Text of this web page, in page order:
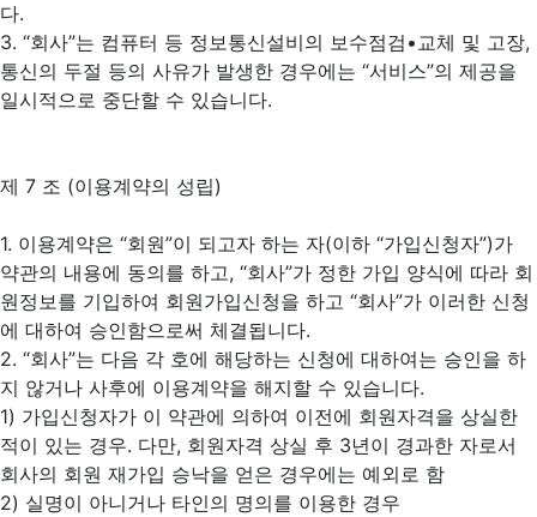
다.
3. “회사”는 컴퓨터 등 정보통신설비의 보수점검•교체 및 고장,
통신의 두절 등의 사유가 발생한 경우에는 “서비스”의 제공을
일시적으로 중단할 수 있습니다.
제 7 조 (이용계약의 성립)
1. 이용계약은 “회원”이 되고자 하는 자(이하 “가입신청자”)가
약관의 내용에 동의를 하고, “회사”가 정한 가입 양식에 따라 회
원정보를 기입하여 회원가입신청을 하고 “회사”가 이러한 신청
에 대하여 승인함으로써 체결됩니다.
2. “회사”는 다음 각 호에 해당하는 신청에 대하여는 승인을 하
지 않거나 사후에 이용계약을 해지할 수 있습니다.
1) 가입신청자가 이 약관에 의하여 이전에 회원자격을 상실한
적이 있는 경우. 다만, 회원자격 상실 후 3년이 경과한 자로서
회사의 회원 재가입 승낙을 얻은 경우에는 예외로 함
2) 실명이 아니거나 타인의 명의를 이용한 경우